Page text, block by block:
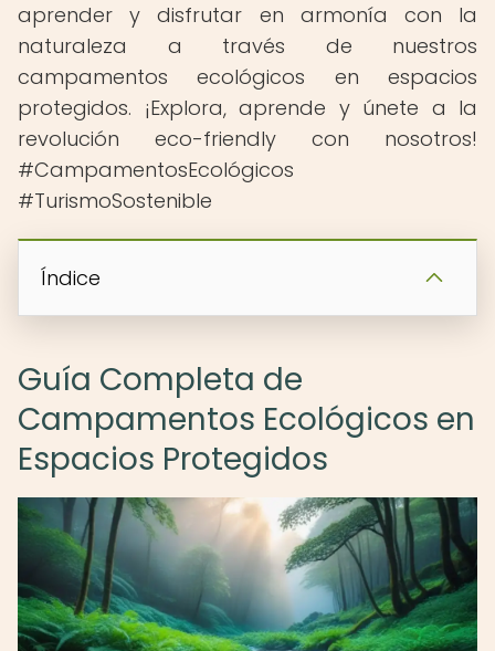
aprender y disfrutar en armonía con la
naturaleza a través de nuestros
campamentos ecológicos en espacios
protegidos. ¡Explora, aprende y únete a la
revolución eco-friendly con nosotros!
#CampamentosEcológicos
#TurismoSostenible
Índice
Guía Completa de
Campamentos Ecológicos en
Espacios Protegidos